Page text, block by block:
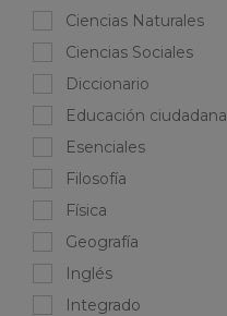
Ciencias Naturales
Ciencias Sociales
Diccionario
Educación ciudadana
Esenciales
Filosofía
Física
Geografía
Inglés
Integrado